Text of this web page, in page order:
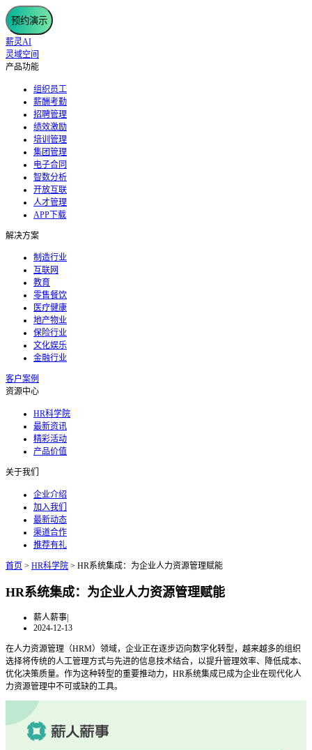
预约演示
薪灵AI
灵域空间
产品功能
组织员工
薪酬考勤
招聘管理
绩效激励
培训管理
集团管理
电子合同
智数分析
开放互联
人才管理
APP下载
解决方案
制造行业
互联网
教育
零售餐饮
医疗健康
地产物业
保险行业
文化娱乐
金融行业
客户案例
资源中心
HR科学院
最新资讯
精彩活动
产品价值
关于我们
企业介绍
加入我们
最新动态
渠道合作
推荐有礼
首页 > HR科学院 > HR系统集成：为企业人力资源管理赋能
HR系统集成：为企业人力资源管理赋能
薪人薪事|
2024-12-13
在人力资源管理（HRM）领域，企业正在逐步迈向数字化转型，越来越多的组织
选择将传统的人工管理方式与先进的信息技术结合，以提升管理效率、降低成本、
优化决策质量。作为这种转型的重要推动力，HR系统集成已成为企业在现代化人
力资源管理中不可或缺的工具。